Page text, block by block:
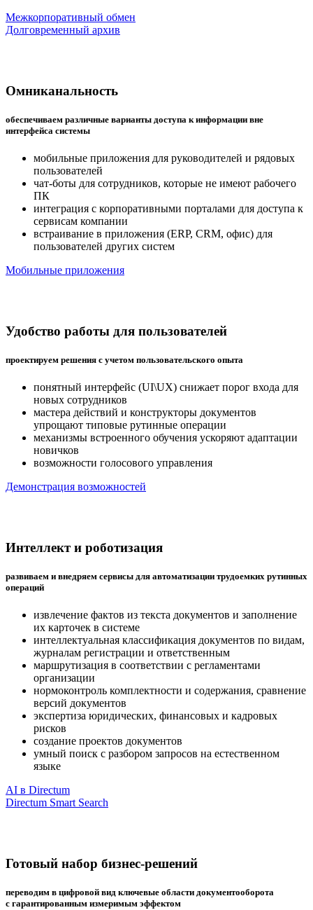
Межкорпоративный обмен
Долговременный архив
Омниканальность
обеспечиваем различные варианты доступа к информации вне
интерфейса системы
мобильные приложения для руководителей и рядовых
пользователей
чат-боты для сотрудников, которые не имеют рабочего
ПК
интеграция с корпоративными порталами для доступа к
сервисам компании
встраивание в приложения (ERP, CRM, офис) для
пользователей других систем
Мобильные приложения
Удобство работы для пользователей
проектируем решения с учетом пользовательского опыта
понятный интерфейс (UI\UX) снижает порог входа для
новых сотрудников
мастера действий и конструкторы документов
упрощают типовые рутинные операции
механизмы встроенного обучения ускоряют адаптации
новичков
возможности голосового управления
Демонстрация возможностей
Интеллект и роботизация
развиваем и внедряем сервисы для автоматизации трудоемких рутинных
операций
извлечение фактов из текста документов и заполнение
их карточек в системе
интеллектуальная классификация документов по видам,
журналам регистрации и ответственным
маршрутизация в соответствии с регламентами
организации
нормоконтроль комплектности и содержания, сравнение
версий документов
экспертиза юридических, финансовых и кадровых
рисков
создание проектов документов
умный поиск с разбором запросов на естественном
языке
AI в Directum
Directum Smart Search
Готовый набор бизнес-решений
переводим в цифровой вид ключевые области документооборота
с гарантированным измеримым эффектом